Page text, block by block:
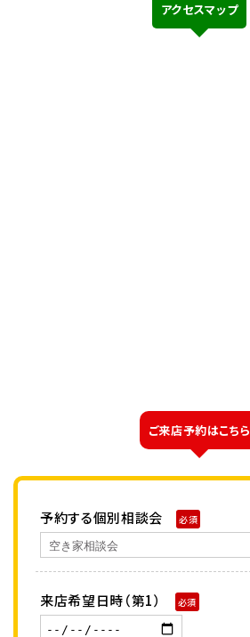
アクセスマップ
ご来店予約はこちら
予約する個別相談会 必須
来店希望日時（第1） 必須